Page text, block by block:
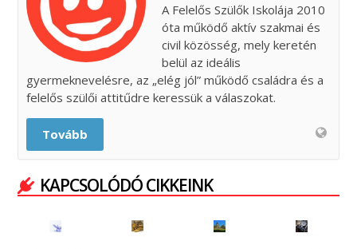
A Felelős Szülők Iskolája 2010
óta működő aktív szakmai és
civil közösség, mely keretén
belül az ideális
gyermeknevelésre, az „elég jól” működő családra és a
felelős szülői attitűdre keressük a válaszokat.
Tovább
KAPCSOLÓDÓ CIKKEINK